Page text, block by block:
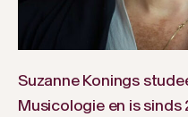
Suzanne Konings
Musicologie en is